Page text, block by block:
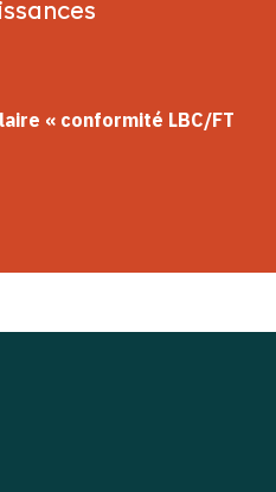
« conformité LBC/FT